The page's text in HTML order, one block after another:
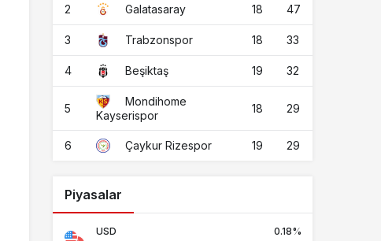
2 Galatasaray 18 47
3 Trabzonspor 18 33
4 Beşiktaş 19 32
5
Mondihome
Kayserispor
18 29
6 Çaykur Rizespor 19 29
Piyasalar
USD 0.18%